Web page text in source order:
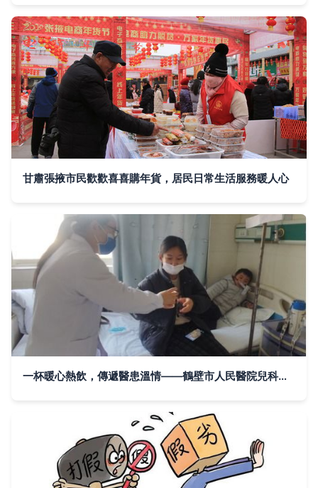
甘肅張掖市民歡歡喜喜購年貨，居民日常生活服務暖人心
一杯暖心熱飲，傳遞醫患溫情——鶴壁市人民醫院兒科推出貼心服務